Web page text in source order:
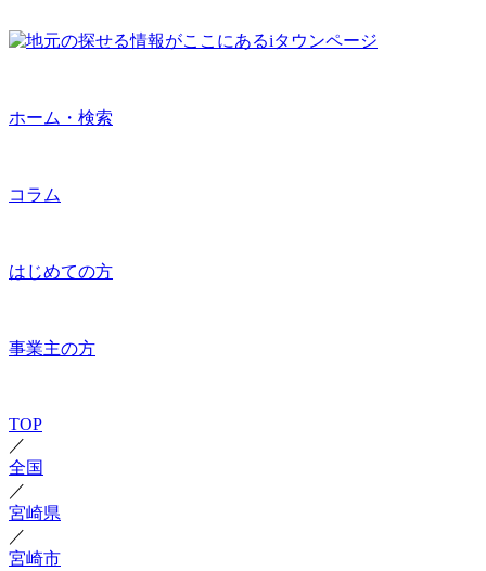
ホーム・検索
コラム
はじめての方
事業主の方
TOP
／
全国
／
宮崎県
／
宮崎市